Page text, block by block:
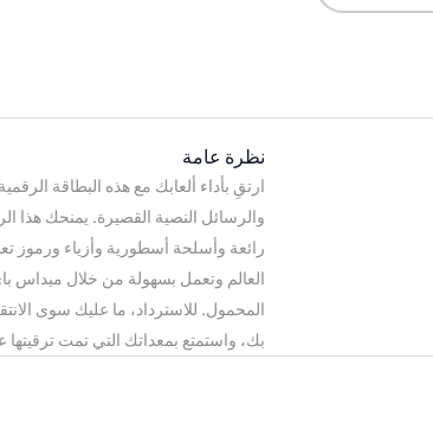
نظرة عامة
ارتقِ بأداء ألعابك مع هذه البطاقة
والرسائل النصية القصيرة. يمنحك هذا
رائعة وأسلحة أسطورية وأزياء ورموز
العالم وتعمل بسهولة من خلال ميداس
بك، واستمتع بمعداتك التي تمت ترقيتها